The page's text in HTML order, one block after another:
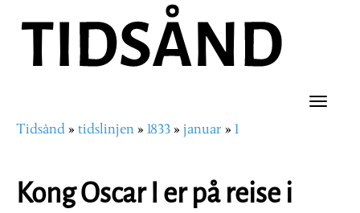
hovedinnhold
Toggle
Navigasjonssti
Tidsånd tidslinjen 1833 januar 1
Kong Oscar I er på reise i